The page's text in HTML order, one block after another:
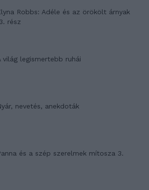
Robbs: Adéle és az örökölt árnyak
rész
világ legismertebb ruhái
nevetés, anekdoták
és a szép szerelmek mítosza 3.